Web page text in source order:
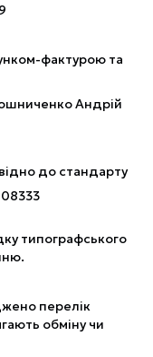
фактурою та
Андрій
до стандарту
типографського
перелік
обміну чи